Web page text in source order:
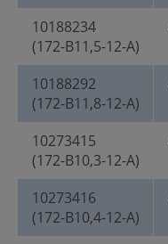
10188234
(172-B11,5-12-A)
10188292
(172-B11,8-12-A)
10273415
(172-B10,3-12-A)
10273416
(172-B10,4-12-A)